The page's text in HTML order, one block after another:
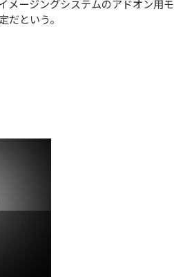
メージングシステムのアドオン用モ
だという。